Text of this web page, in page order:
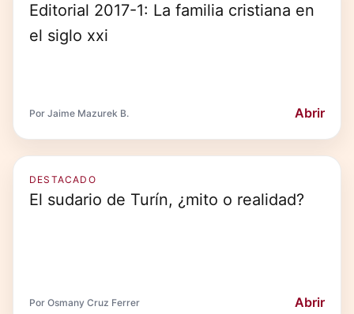
Editorial 2017-1: La familia cristiana en
el siglo xxi
Por Jaime Mazurek B. Abrir
DESTACADO
El sudario de Turín, ¿mito o realidad?
Por Osmany Cruz Ferrer Abrir